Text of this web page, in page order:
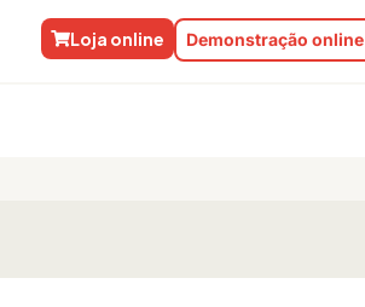
Demonstração online
Loja online